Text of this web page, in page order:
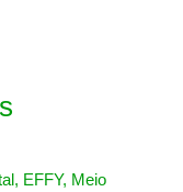
, EFFY, Meio